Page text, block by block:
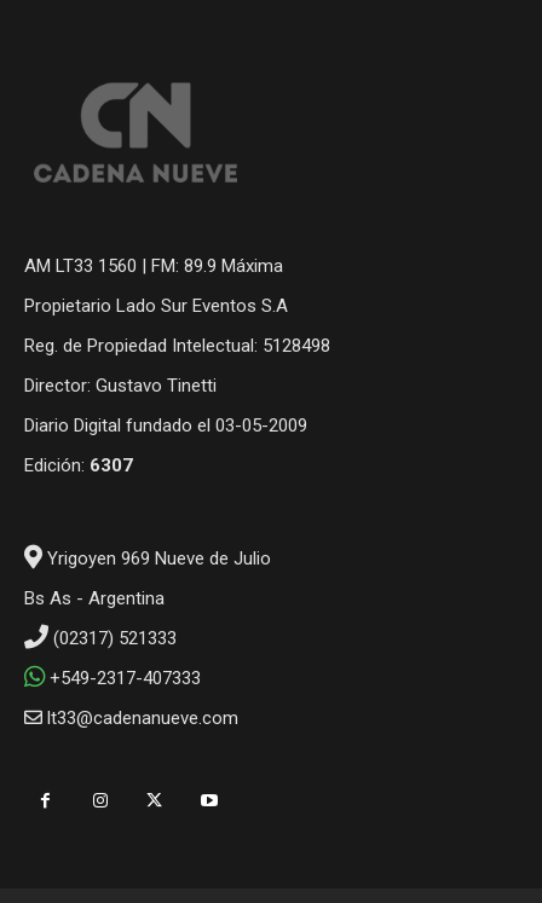
AM LT33 1560 | FM: 89.9 Máxima
Propietario Lado Sur Eventos S.A
Reg. de Propiedad Intelectual: 5128498
Director: Gustavo Tinetti
Diario Digital fundado el 03-05-2009
Edición: 6307
Yrigoyen 969 Nueve de Julio
Bs As - Argentina
(02317) 521333
+549-2317-407333
lt33@cadenanueve.com